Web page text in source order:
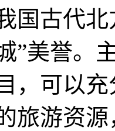
古代北
”美誉。
，可以
旅游资